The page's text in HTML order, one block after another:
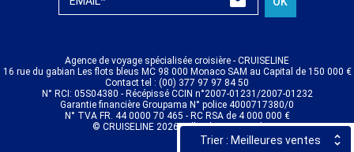
Trier : Meilleures ventes
Agence de voyage spécialisée croisière - CRUISELINE
16 rue du gabian Les flots bleus MC 98 000 Monaco SAM au Capital de 150 000 €
Contact tel : (00) 377 97 97 84 50
N° RCI: 05S04380 - Récépissé CCIN n°2007-01231/2007-01232
Garantie financière Groupama N° police 4000717380/0
N° TVA FR. 44 0000 70 465 - RC RSA de 4 000 000 €
© CRUISELINE 2026 - all rights reserved